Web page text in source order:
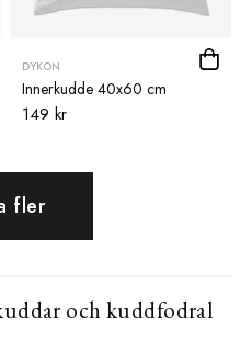
DYKON
Innerkudde 40x60 cm
149 kr
fler
och kuddfodral